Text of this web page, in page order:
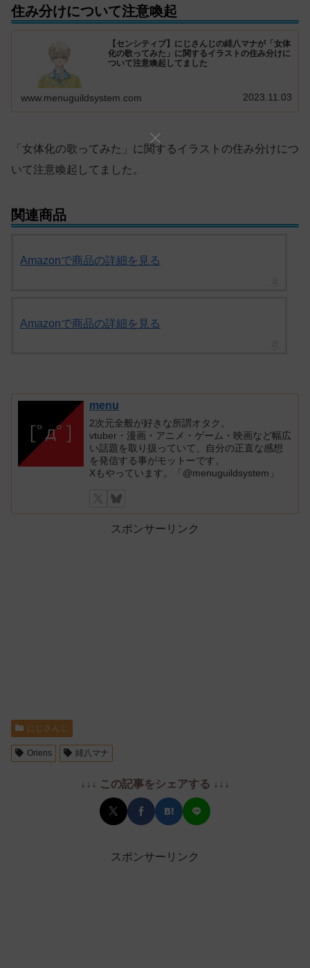
住み分けについて注意喚起
【センシティブ】にじさんじの緋八マナが「女体
化の歌ってみた」に関するイラストの住み分けに
ついて注意喚起してました
www.menuguildsystem.com 2023.11.03
「女体化の歌ってみた」に関するイラストの住み分けにつ
いて注意喚起してました。
関連商品
Amazonで商品の詳細を見る
Amazonで商品の詳細を見る
menu
2次元全般が好きな所謂オタク。
vtuber・漫画・アニメ・ゲーム・映画など幅広
い話題を取り扱っていて、自分の正直な感想
を発信する事がモットーです。
Xもやっています。「@menuguildsystem」
スポンサーリンク
にじさんじ
Oriens 緋八マナ
↓↓↓ この記事をシェアする ↓↓↓
スポンサーリンク